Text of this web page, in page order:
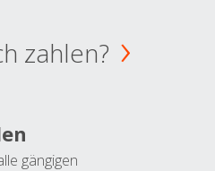
zahlen?
gängigen